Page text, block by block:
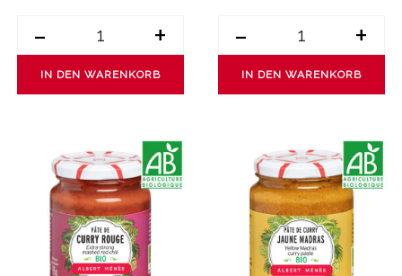
- +
IN DEN WARENKORB
- +
IN DEN WARENKORB